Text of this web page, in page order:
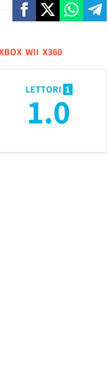
WII X360
LETTORI 1
1.0